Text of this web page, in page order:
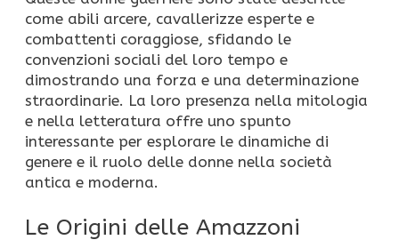
come abili arcere, cavallerizze esperte e
combattenti coraggiose, sfidando le
convenzioni sociali del loro tempo e
dimostrando una forza e una determinazione
straordinarie. La loro presenza nella mitologia
e nella letteratura offre uno spunto
interessante per esplorare le dinamiche di
genere e il ruolo delle donne nella società
antica e moderna.
Le Origini delle Amazzoni